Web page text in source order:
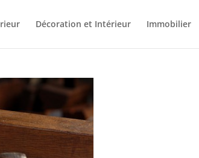
Décoration et Intérieur Immobilier